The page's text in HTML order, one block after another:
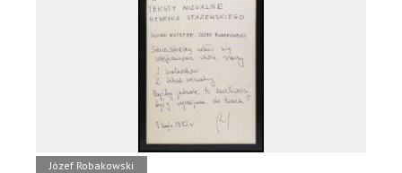
Józef Robakowski